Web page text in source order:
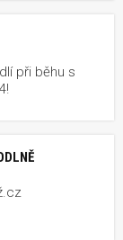
při běhu s